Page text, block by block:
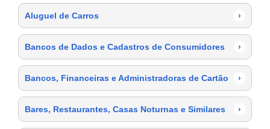
Aluguel de Carros ›
Bancos de Dados e Cadastros de Consumidores ›
Bancos, Financeiras e Administradoras de Cartão ›
Bares, Restaurantes, Casas Noturnas e Similares ›